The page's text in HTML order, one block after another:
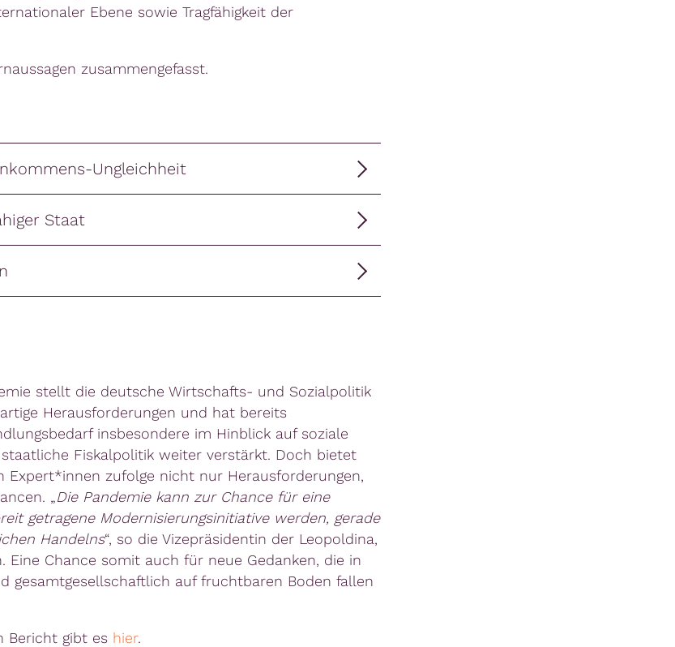
Ebene sowie Tragfähigkeit der
zusammengefasst.
Ungleichheit
Staat
stellt die deutsche Wirtschafts- und Sozialpolitik
Herausforderungen und hat bereits
insbesondere im Hinblick auf soziale
Fiskalpolitik weiter verstärkt. Doch bietet
Expert*innen zufolge nicht nur Herausforderungen,
„Die Pandemie kann zur Chance für eine
getragene Modernisierungsinitiative werden, gerade
Handelns“, so die Vizepräsidentin der Leopoldina,
Eine Chance somit auch für neue Gedanken, die in
gesamtgesellschaftlich auf fruchtbaren Boden fallen
Bericht gibt es hier.